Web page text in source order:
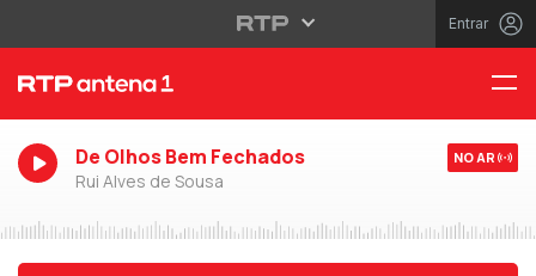
Entrar
De Olhos Bem Fechados
Rui Alves de Sousa
NO AR